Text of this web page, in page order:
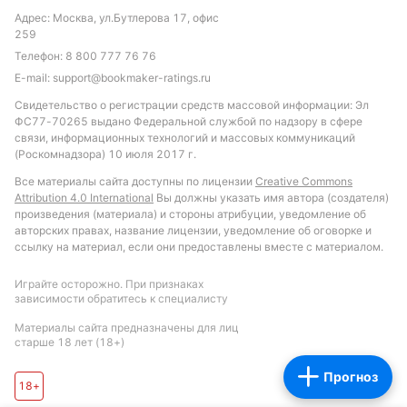
забивает больше на своем стадионе. Также стоит
рассмотреть вариант с тоталом больше 1.5,
учитывая средние показатели лиги и тенденции
обеих команд к пропуску голов. Такой подход
позволит сделать ставку с разумным уровнем
риска и потенциалом для выигрыша.
Обновлено:
Автор
Питер Бьёрн
Подписаться
Прогноз
Адрес: Москва, ул.Бутлерова 17, офис
259
Телефон: 8 800 777 76 76
E-mail: support@bookmaker-ratings.ru
Свидетельство о регистрации средств массовой информации: Эл
ФС77-70265 выдано Федеральной службой по надзору в сфере
связи, информационных технологий и массовых коммуникаций
(Роскомнадзора) 10 июля 2017 г.
Все материалы сайта доступны по лицензии Creative Commons
Attribution 4.0 International Вы должны указать имя автора (создателя)
произведения (материала) и стороны атрибуции, уведомление об
авторских правах, название лицензии, уведомление об оговорке и
ссылку на материал, если они предоставлены вместе с материалом.
Играйте осторожно. При признаках
зависимости обратитесь к специалисту
Материалы сайта предназначены для лиц
старше 18 лет (18+)
18+